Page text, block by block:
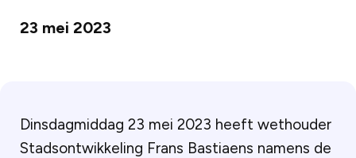
23 mei 2023
Dinsdagmiddag 23 mei 2023 heeft wethouder
Stadsontwikkeling Frans Bastiaens namens de